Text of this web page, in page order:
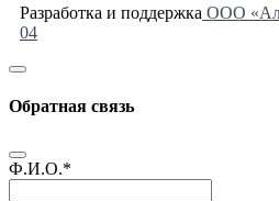
Разработка и поддержка ООО
04
Обратная связь
Ф.И.О.*